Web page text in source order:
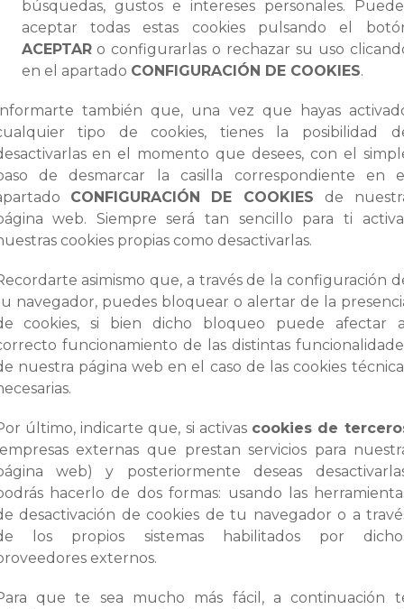
búsquedas, gustos e intereses personales.
aceptar todas estas cookies pulsando el
ACEPTARo configurarlas o rechazar su uso
en el apartado CONFIGURACIÓN DE COOKIES.
también que, una vez que hayas
tipo de cookies, tienes la posibilidad
en el momento que desees, con el
de desmarcar la casilla correspondiente en
CONFIGURACIÓN DE COOKIES de
web. Siempre será tan sencillo para ti
cookies propias como desactivarlas.
asimismo que, a través de la configuración
navegador, puedes bloquear o alertar de la
cookies, si bien dicho bloqueo puede afectar
funcionamiento de las distintas
nuestra página web en el caso de las cookies
último, indicarte que, si activas cookies de
externas que prestan servicios para
web) y posteriormente deseas
hacerlo de dos formas: usando las
desactivación de cookies de tu navegador o a
los propios sistemas habilitados por
externos.
que te sea mucho más fácil, a continuación